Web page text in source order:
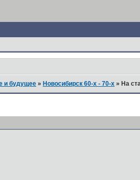
и будущее »Новосибирск 60-х - 70-х »На